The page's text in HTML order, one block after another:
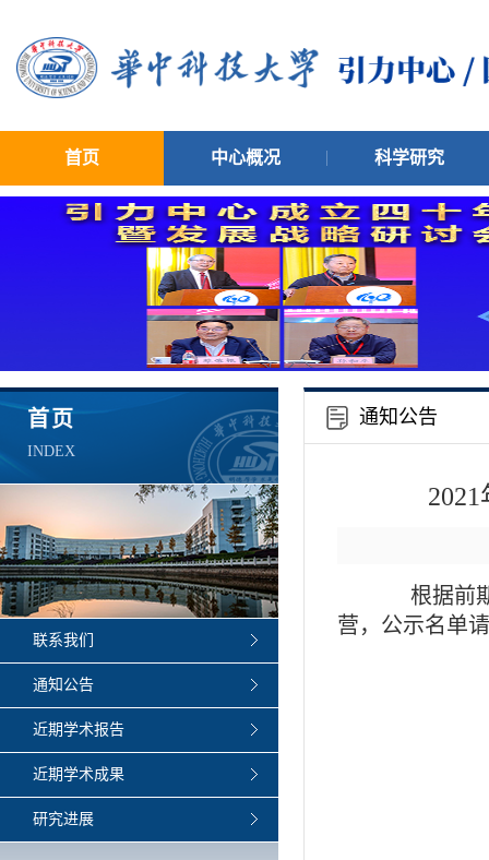
首页 中心概况 科学研究
首页
INDEX
联系我们
通知公告
近期学术报告
近期学术成果
研究进展
通知公告
根据前期
营，公示名单